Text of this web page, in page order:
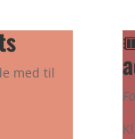
med til